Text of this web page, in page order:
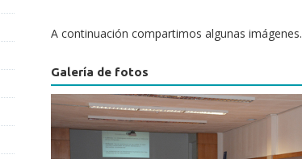
A continuación compartimos algunas imágenes.
Galería de fotos